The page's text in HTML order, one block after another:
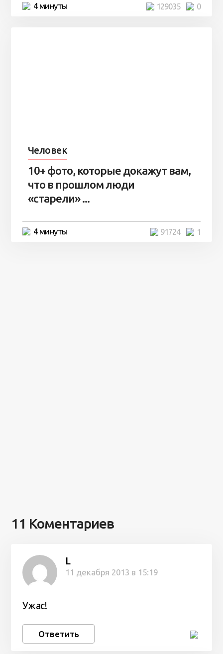
4 минуты 0
129035
Человек
10+ фото, которые докажут вам,
что в прошлом люди
«старели» ...
4 минуты 1
91724
11 Коментариев
L
11 декабря 2013 в 15:19
Ужас!
Ответить